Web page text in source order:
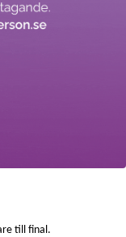
till final.